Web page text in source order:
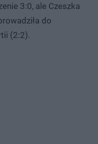
3:0, ale Czeszka
do
(2:2).